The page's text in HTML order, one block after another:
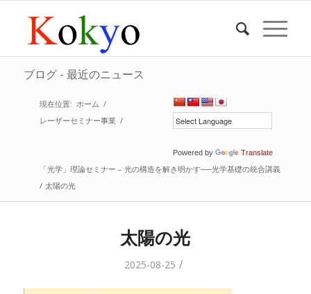
ブログ - 最近のニュース
Powered by Translate
現在位置: ホーム /
レーザーセミナー事業 /
「光学」理論セミナー – 光の構造を解き明かす──光学基礎の統合講義
/ 太陽の光
太陽の光
2025-08-25 /